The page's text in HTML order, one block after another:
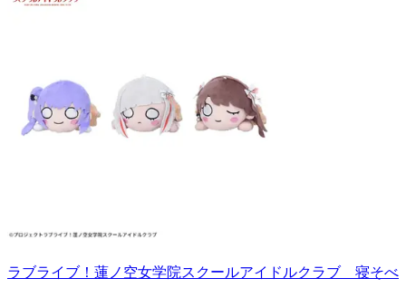
ラブライブ！蓮ノ空女学院スクールアイドルクラブ 寝そべ